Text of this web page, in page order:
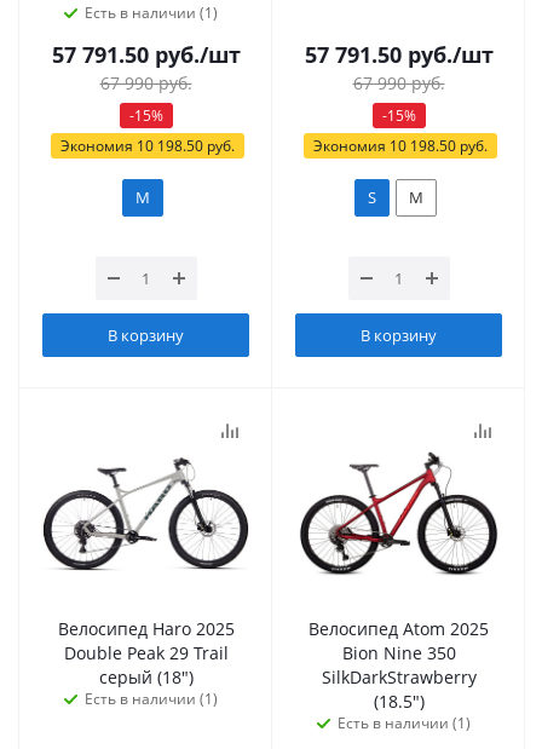
Есть в наличии (1)
57 791.50руб./шт
67 990руб.
-15%
Экономия 10 198.50 руб.
M
В корзину
57 791.50руб./шт
67 990руб.
-15%
Экономия 10 198.50 руб.
S M
В корзину
Велосипед Haro 2025
Double Peak 29 Trail
серый (18")
Есть в наличии (1)
Велосипед Atom 2025
Bion Nine 350
SilkDarkStrawberry
(18.5")
Есть в наличии (1)